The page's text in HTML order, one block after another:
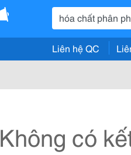
Liên hệ QC
Không có